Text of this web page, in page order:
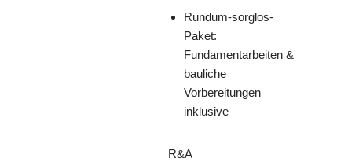
Rundum-sorglos-
Paket:
Fundamentarbeiten &
bauliche
Vorbereitungen
inklusive
R&A